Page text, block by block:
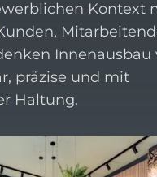
Kontext
Innenausbau
präzise und mit
Haltung.